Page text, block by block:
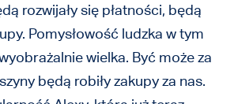
rozwijały się płatności, będą
Pomysłowość ludzka w tym
wielka. Być może za
będą robiły zakupy za nas.